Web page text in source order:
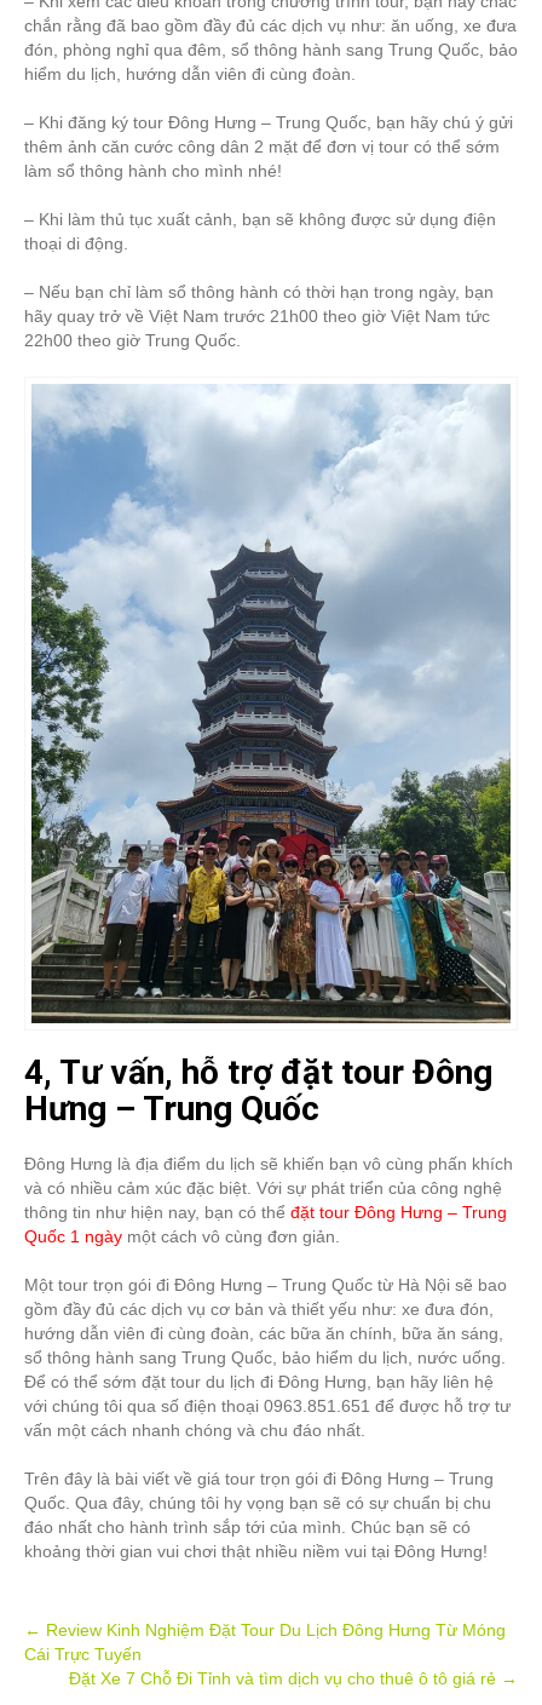
chắn rằng đã bao gồm đầy đủ các dịch vụ như: ăn uống, xe đưa
đón, phòng nghỉ qua đêm, sổ thông hành sang Trung Quốc, bảo
hiểm du lịch, hướng dẫn viên đi cùng đoàn.
– Khi đăng ký tour Đông Hưng – Trung Quốc, bạn hãy chú ý gửi
thêm ảnh căn cước công dân 2 mặt để đơn vị tour có thể sớm
làm sổ thông hành cho mình nhé!
– Khi làm thủ tục xuất cảnh, bạn sẽ không được sử dụng điện
thoại di động.
– Nếu bạn chỉ làm sổ thông hành có thời hạn trong ngày, bạn
hãy quay trở về Việt Nam trước 21h00 theo giờ Việt Nam tức
22h00 theo giờ Trung Quốc.
4, Tư vấn, hỗ trợ đặt tour Đông
Hưng – Trung Quốc
Đông Hưng là địa điểm du lịch sẽ khiến bạn vô cùng phấn khích
và có nhiều cảm xúc đặc biệt. Với sự phát triển của công nghệ
thông tin như hiện nay, bạn có thể đặt tour Đông Hưng – Trung
Quốc 1 ngày một cách vô cùng đơn giản.
Một tour trọn gói đi Đông Hưng – Trung Quốc từ Hà Nội sẽ bao
gồm đầy đủ các dịch vụ cơ bản và thiết yếu như: xe đưa đón,
hướng dẫn viên đi cùng đoàn, các bữa ăn chính, bữa ăn sáng,
sổ thông hành sang Trung Quốc, bảo hiểm du lịch, nước uống.
Để có thể sớm đặt tour du lịch đi Đông Hưng, bạn hãy liên hệ
với chúng tôi qua số điện thoại 0963.851.651 để được hỗ trợ tư
vấn một cách nhanh chóng và chu đáo nhất.
Trên đây là bài viết về giá tour trọn gói đi Đông Hưng – Trung
Quốc. Qua đây, chúng tôi hy vọng bạn sẽ có sự chuẩn bị chu
đáo nhất cho hành trình sắp tới của mình. Chúc bạn sẽ có
khoảng thời gian vui chơi thật nhiều niềm vui tại Đông Hưng!
Post
navigation
← Review Kinh Nghiệm Đặt Tour Du Lịch Đông Hưng Từ Móng
Cái Trực Tuyến
Đặt Xe 7 Chỗ Đi Tỉnh và tìm dịch vụ cho thuê ô tô giá rẻ →